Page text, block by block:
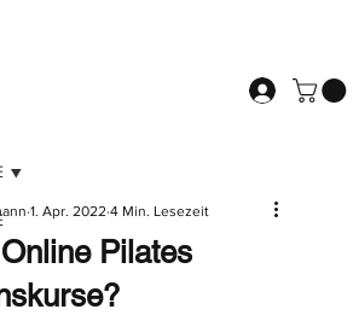
Pilates
1. Apr. 2022 4 Min. Lesezeit